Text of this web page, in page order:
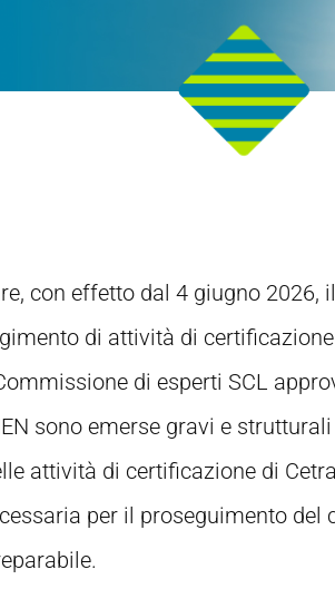
con effetto dal 4 giugno
di attività di
di esperti SCL
sono emerse gravi e
attività di certificazione di
per il proseguimento del